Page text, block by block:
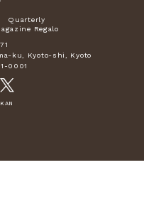
Quarterly
Regalo
ku, Kyoto-shi, Kyoto
0001